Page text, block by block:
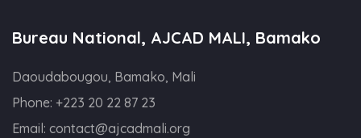
Bureau National, AJCAD MALI, Bamako
Daoudabougou, Bamako, Mali
Phone: +223 20 22 87 23
Email: contact@ajcadmali.org